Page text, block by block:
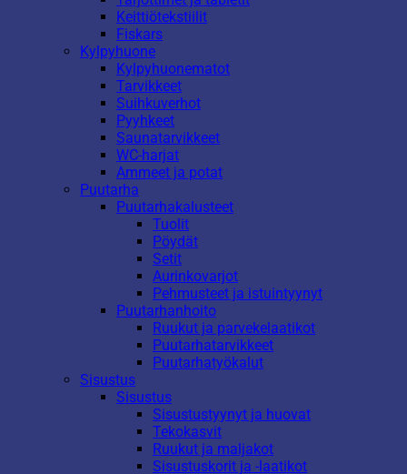
Keittiötekstiilit
Fiskars
Kylpyhuone
Kylpyhuonematot
Tarvikkeet
Suihkuverhot
Pyyhkeet
Saunatarvikkeet
WC-harjat
Ammeet ja potat
Puutarha
Puutarhakalusteet
Tuolit
Pöydät
Setit
Aurinkovarjot
Pehmusteet ja istuintyynyt
Puutarhanhoito
Ruukut ja parvekelaatikot
Puutarhatarvikkeet
Puutarhatyökalut
Sisustus
Sisustus
Sisustustyynyt ja huovat
Tekokasvit
Ruukut ja maljakot
Sisustuskorit ja -laatikot